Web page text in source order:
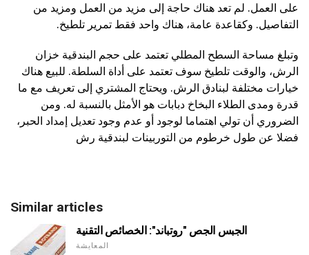
على العمل. لم تعد هناك حاجة إلى مزيد من العمل ومزيد من
التفاصيل. وكقاعدة عامة، هناك واحد فقط تمرير تلطيخ.
وتبلغ مساحة السطح المطلي تعتمد على حجم البندقية خزان
الرش، والوقت تلطيخ سوف تعتمد على أداة السلطة. للبيع هناك
خيارات مختلفة لبنادق الرش. ويحتاج المشتري إلى تعريف مع ما
قدرة ومدى الطلاء البخاخ دبابات هو الأمثل بالنسبة له. ومن
الضروري أن تولي اهتماما لوجود أو عدم وجود تعديل إمداد الحبر،
فضلا عن طول خرطوم من التوربينات لبندقية رش
Similar articles
الجبس الجص "روتباند": الخصائص التقنية
المعايشة